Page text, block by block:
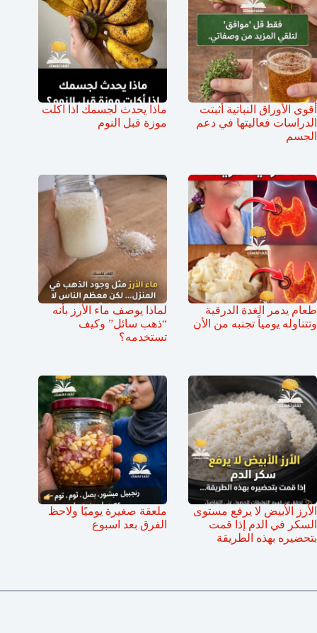
أقوى الأوراق النباتية أثبتت
الدراسات فعاليتها في دعم
الجسم
ماذا يحدث لجسمك اذا اكلت
موزة قبل النوم
طعام يدمر الغدة الدرقية
وتتناوله يومياً تجنبه من الأن
لماذا يوصف ماء الأرز بأنه
“ذهب سائل” وكيف
تستخدمه؟
الأرز الأبيض لا يرفع مستوى
السكر في الدم إذا قمت
بتحضيره بهذه الطريقة
ملعقة صغيرة يوميًا ولاحظ
الفرق بعد اسبوع